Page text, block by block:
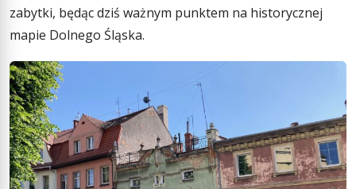
zabytki, będąc dziś ważnym punktem na historycznej
mapie Dolnego Śląska.